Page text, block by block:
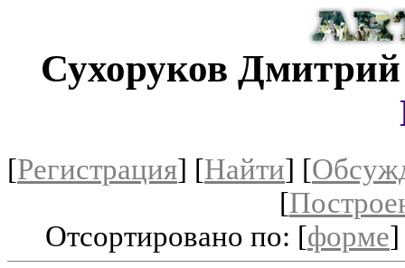
Сухоруков
[Регистрация] [Найти] [
[
Отсортировано по: [форме